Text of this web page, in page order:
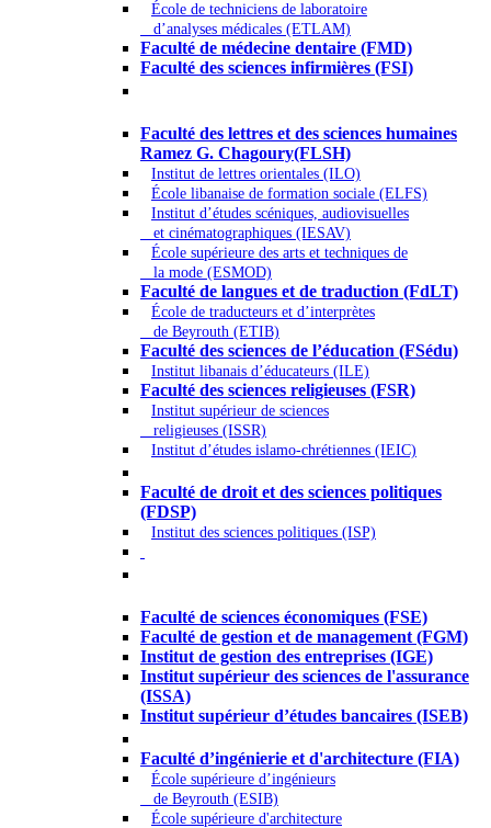
École de techniciens de laboratoire
d’analyses médicales (ETLAM)
Faculté de médecine dentaire (FMD)
Faculté des sciences infirmières (FSI)
Faculté des lettres et des sciences humaines
Ramez G. Chagoury(FLSH)
Institut de lettres orientales (ILO)
École libanaise de formation sociale (ELFS)
Institut d’études scéniques, audiovisuelles
et cinématographiques (IESAV)
École supérieure des arts et techniques de
la mode (ESMOD)
Faculté de langues et de traduction (FdLT)
École de traducteurs et d’interprètes
de Beyrouth (ETIB)
Faculté des sciences de l’éducation (FSédu)
Institut libanais d’éducateurs (ILE)
Faculté des sciences religieuses (FSR)
Institut supérieur de sciences
religieuses (ISSR)
Institut d’études islamo-chrétiennes (IEIC)
Faculté de droit et des sciences politiques
(FDSP)
Institut des sciences politiques (ISP)
Faculté de sciences économiques (FSE)
Faculté de gestion et de management (FGM)
Institut de gestion des entreprises (IGE)
Institut supérieur des sciences de l'assurance
(ISSA)
Institut supérieur d’études bancaires (ISEB)
Faculté d’ingénierie et d'architecture (FIA)
École supérieure d’ingénieurs
de Beyrouth (ESIB)
École supérieure d'architecture